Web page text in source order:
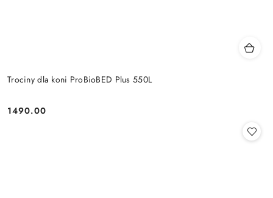
Trociny dla koni ProBioBED Plus 550L
Cena:
1490.00